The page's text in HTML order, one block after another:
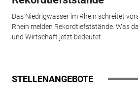
Das Niedrigwasser im Rhein schreitet
Rhein melden Rekordtiefststände. Was
und Wirtschaft jetzt bedeutet.
STELLENANGEBOTE